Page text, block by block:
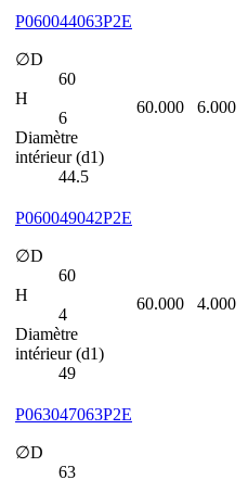
P060044063P2E
∅D
60
H
6
Diamètre
intérieur (d1)
44.5
60.000 6.000
P060049042P2E
∅D
60
H
4
Diamètre
intérieur (d1)
49
60.000 4.000
P063047063P2E
∅D
63